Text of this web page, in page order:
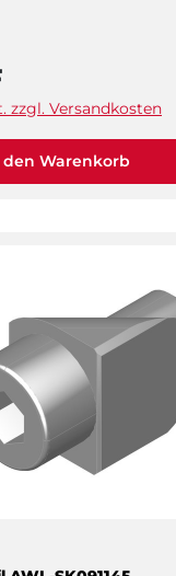
zzgl. Versandkosten
den Warenkorb